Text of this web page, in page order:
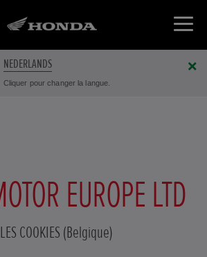
NEDERLANDS
Cliquer pour changer la langue.
EUROPE LTD
COOKIES (Belgique)